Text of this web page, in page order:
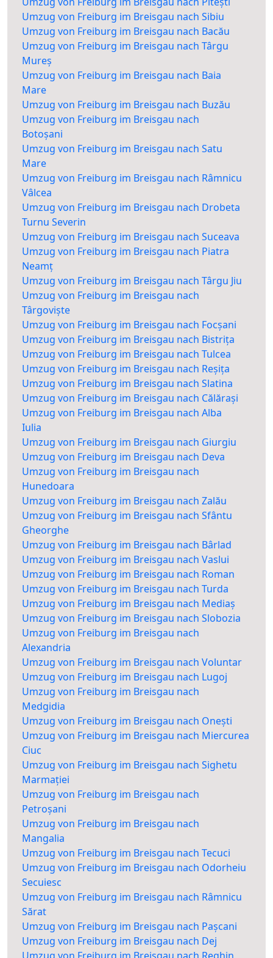
Umzug von Freiburg im Breisgau nach Sibiu
Umzug von Freiburg im Breisgau nach Bacău
Umzug von Freiburg im Breisgau nach Târgu
Mureș
Umzug von Freiburg im Breisgau nach Baia
Mare
Umzug von Freiburg im Breisgau nach Buzău
Umzug von Freiburg im Breisgau nach
Botoșani
Umzug von Freiburg im Breisgau nach Satu
Mare
Umzug von Freiburg im Breisgau nach Râmnicu
Vâlcea
Umzug von Freiburg im Breisgau nach Drobeta
Turnu Severin
Umzug von Freiburg im Breisgau nach Suceava
Umzug von Freiburg im Breisgau nach Piatra
Neamț
Umzug von Freiburg im Breisgau nach Târgu Jiu
Umzug von Freiburg im Breisgau nach
Târgoviște
Umzug von Freiburg im Breisgau nach Focșani
Umzug von Freiburg im Breisgau nach Bistrița
Umzug von Freiburg im Breisgau nach Tulcea
Umzug von Freiburg im Breisgau nach Reșița
Umzug von Freiburg im Breisgau nach Slatina
Umzug von Freiburg im Breisgau nach Călărași
Umzug von Freiburg im Breisgau nach Alba
Iulia
Umzug von Freiburg im Breisgau nach Giurgiu
Umzug von Freiburg im Breisgau nach Deva
Umzug von Freiburg im Breisgau nach
Hunedoara
Umzug von Freiburg im Breisgau nach Zalău
Umzug von Freiburg im Breisgau nach Sfântu
Gheorghe
Umzug von Freiburg im Breisgau nach Bârlad
Umzug von Freiburg im Breisgau nach Vaslui
Umzug von Freiburg im Breisgau nach Roman
Umzug von Freiburg im Breisgau nach Turda
Umzug von Freiburg im Breisgau nach Mediaș
Umzug von Freiburg im Breisgau nach Slobozia
Umzug von Freiburg im Breisgau nach
Alexandria
Umzug von Freiburg im Breisgau nach Voluntar
Umzug von Freiburg im Breisgau nach Lugoj
Umzug von Freiburg im Breisgau nach
Medgidia
Umzug von Freiburg im Breisgau nach Onești
Umzug von Freiburg im Breisgau nach Miercurea
Ciuc
Umzug von Freiburg im Breisgau nach Sighetu
Marmației
Umzug von Freiburg im Breisgau nach
Petroșani
Umzug von Freiburg im Breisgau nach
Mangalia
Umzug von Freiburg im Breisgau nach Tecuci
Umzug von Freiburg im Breisgau nach Odorheiu
Secuiesc
Umzug von Freiburg im Breisgau nach Râmnicu
Sărat
Umzug von Freiburg im Breisgau nach Pașcani
Umzug von Freiburg im Breisgau nach Dej